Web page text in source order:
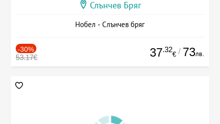
Слънчев Бряг
Нобел - Слънчев бряг
-30%
53.17€ 37.32
€ / 73лв.